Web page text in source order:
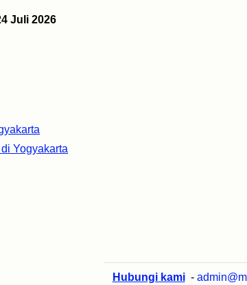
Yogyakarta
Juli 2026
Hubungi kami -